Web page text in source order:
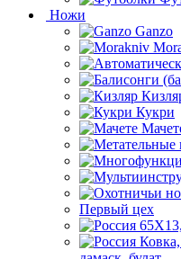
Ножи
Ganzo
Кукри
Первый цех